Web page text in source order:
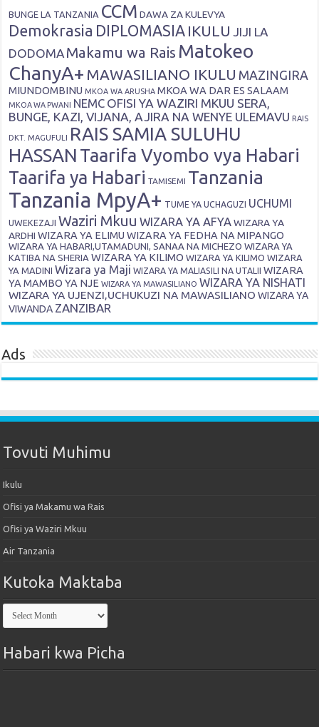
BUNGE LA TANZANIA CCM DAWA ZA KULEVYA
Demokrasia DIPLOMASIA IKULU JIJI LA
DODOMA Makamu wa Rais Matokeo
ChanyA+ MAWASILIANO IKULU MAZINGIRA
MIUNDOMBINU MKOA WA ARUSHA MKOA WA DAR ES SALAAM
MKOA WA PWANI NEMC OFISI YA WAZIRI MKUU SERA,
BUNGE, KAZI, VIJANA, AJIRA NA WENYE ULEMAVU RAIS
DKT. MAGUFULI
RAIS SAMIA SULUHU
HASSAN Taarifa Vyombo vya Habari
Taarifa ya Habari TAMISEMI Tanzania
Tanzania MpyA+ TUME YA UCHAGUZI UCHUMI
UWEKEZAJI Waziri Mkuu WIZARA YA AFYA WIZARA YA
ARDHI WIZARA YA ELIMU WIZARA YA FEDHA NA MIPANGO
WIZARA YA HABARI,UTAMADUNI, SANAA NA MICHEZO WIZARA YA
KATIBA NA SHERIA WIZARA YA KILIMO WIZARA YA KILIMO WIZARA
YA MADINI Wizara ya Maji WIZARA YA MALIASILI NA UTALII
WIZARA
YA MAMBO YA NJE WIZARA YA MAWASILIANO WIZARA YA NISHATI
WIZARA YA UJENZI,UCHUKUZI NA MAWASILIANO WIZARA YA
VIWANDA ZANZIBAR
Ads
Tovuti Muhimu
Ikulu
Ofisi ya Makamu wa Rais
Ofisi ya Waziri Mkuu
Air Tanzania
Kutoka Maktaba
Kutoka
Maktaba
Habari kwa Picha